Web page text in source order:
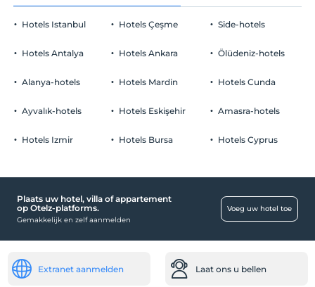
Hotels Istanbul
Hotels Antalya
Alanya-hotels
Ayvalık-hotels
Hotels Izmir
Hotels Çeşme
Hotels Ankara
Hotels Mardin
Hotels Eskişehir
Hotels Bursa
Side-hotels
Ölüdeniz-hotels
Hotels Cunda
Amasra-hotels
Hotels Cyprus
Plaats uw hotel, villa of appartement
op Otelz-platforms.
Gemakkelijk en zelf aanmelden
Voeg uw hotel toe
Extranet aanmelden Laat ons u bellen